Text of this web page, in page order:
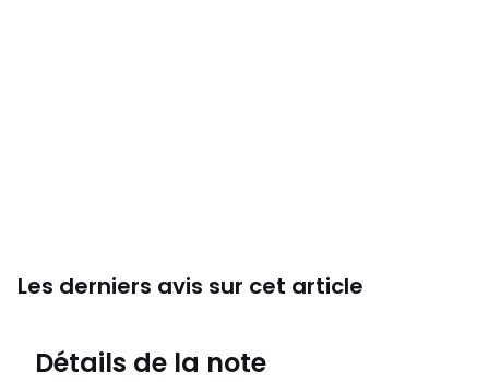
Les derniers avis sur cet article
4,5
Détails de la note